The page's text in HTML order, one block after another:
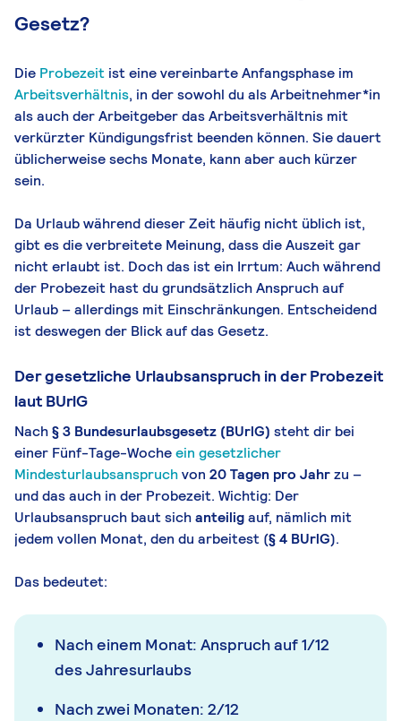
Gesetz?
Die Probezeit ist eine vereinbarte Anfangsphase im
Arbeitsverhältnis, in der sowohl du als Arbeitnehmer*in
als auch der Arbeitgeber das Arbeitsverhältnis mit
verkürzter Kündigungsfrist beenden können. Sie dauert
üblicherweise sechs Monate, kann aber auch kürzer
sein.
Da Urlaub während dieser Zeit häufig nicht üblich ist,
gibt es die verbreitete Meinung, dass die Auszeit gar
nicht erlaubt ist. Doch das ist ein Irrtum: Auch während
der Probezeit hast du grundsätzlich Anspruch auf
Urlaub – allerdings mit Einschränkungen. Entscheidend
ist deswegen der Blick auf das Gesetz.
Der gesetzliche Urlaubsanspruch in der Probezeit
laut BUrlG
Nach§ 3 Bundesurlaubsgesetz (BUrlG) steht dir bei
einer Fünf-Tage-Wocheein gesetzlicher
Mindesturlaubsanspruchvon 20 Tagen pro Jahrzu –
und das auch in der Probezeit. Wichtig: Der
Urlaubsanspruch baut sichanteiligauf, nämlich mit
jedem vollen Monat, den du arbeitest (§ 4 BUrlG).
Das bedeutet:
Nach einem Monat: Anspruch auf 1/12
des Jahresurlaubs
Nach zwei Monaten: 2/12